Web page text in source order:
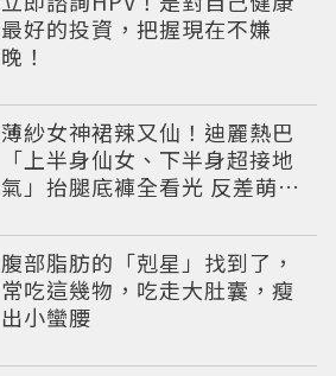
最好的投資，把握現在不嫌
晚！
薄紗女神裙辣又仙！迪麗熱巴
「上半身仙女、下半身超接地
氣」抬腿底褲全看光 反差萌穿
腹部脂肪的「剋星」找到了，
常吃這幾物，吃走大肚囊，瘦
出小蠻腰